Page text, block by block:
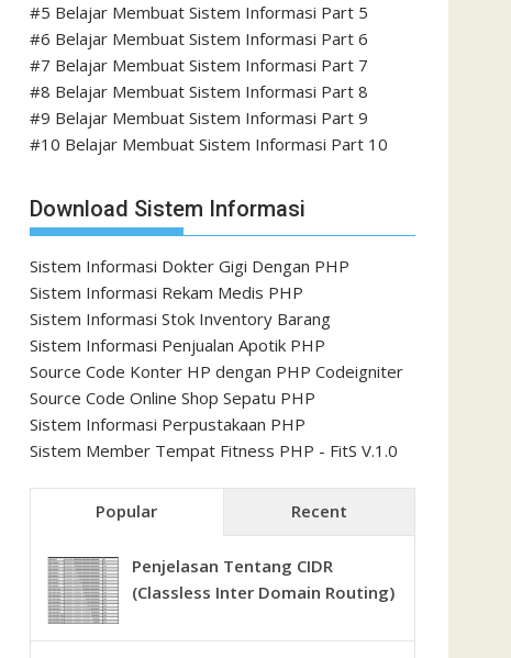
#5 Belajar Membuat Sistem Informasi Part 5
#6 Belajar Membuat Sistem Informasi Part 6
#7 Belajar Membuat Sistem Informasi Part 7
#8 Belajar Membuat Sistem Informasi Part 8
#9 Belajar Membuat Sistem Informasi Part 9
#10 Belajar Membuat Sistem Informasi Part 10
Download Sistem Informasi
Sistem Informasi Dokter Gigi Dengan PHP
Sistem Informasi Rekam Medis PHP
Sistem Informasi Stok Inventory Barang
Sistem Informasi Penjualan Apotik PHP
Source Code Konter HP dengan PHP Codeigniter
Source Code Online Shop Sepatu PHP
Sistem Informasi Perpustakaan PHP
Sistem Member Tempat Fitness PHP - FitS V.1.0
Popular Recent
Penjelasan Tentang CIDR
(Classless Inter Domain Routing)